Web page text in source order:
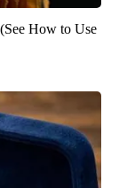
How to Use